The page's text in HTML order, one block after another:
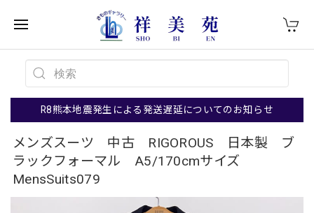
R8熊本地震発生による発送遅延についてのお知らせ
メンズスーツ 中古 RIGOROUS 日本製 ブ
ラックフォーマル A5/170cmサイズ
MensSuits079